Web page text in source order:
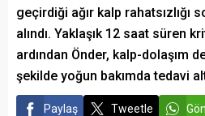
geçirdiği ağır kalp rahatsızlığı
alındı. Yaklaşık 12 saat süren
ardından Önder, kalp-dolaşım
şekilde yoğun bakımda tedavi
Paylaş Tweetle